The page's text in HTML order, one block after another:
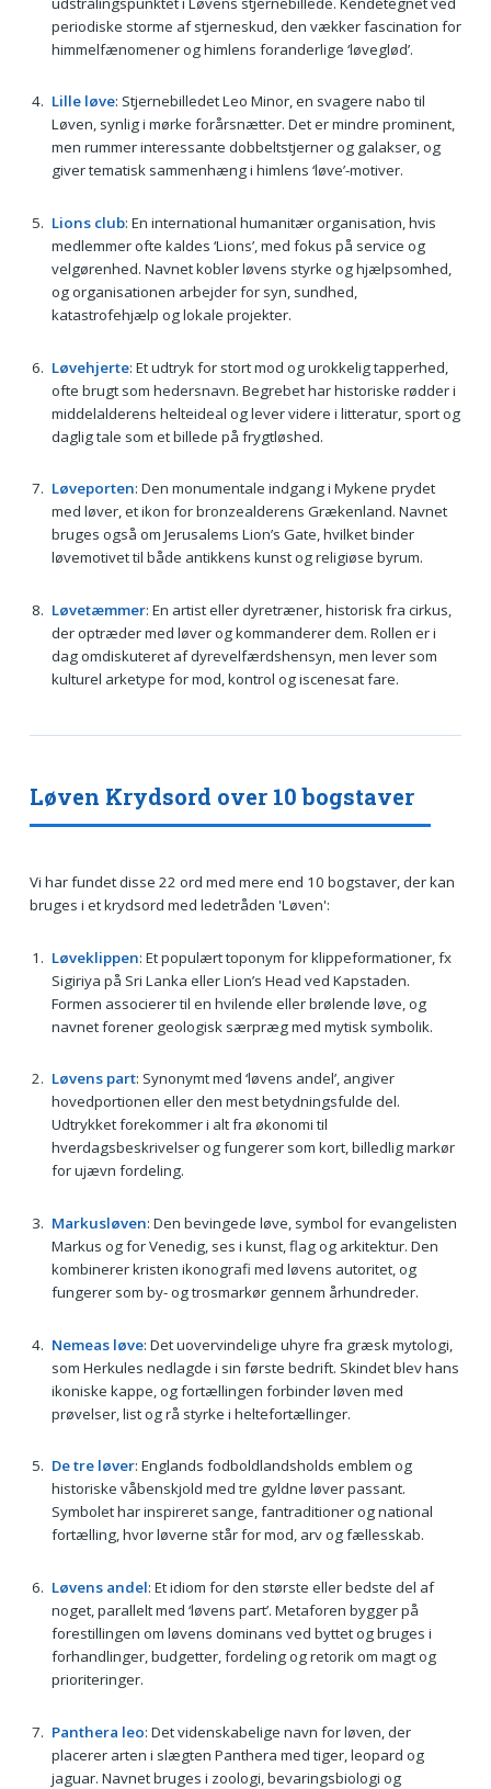
periodiske storme af stjerneskud, den vækker fascination for
himmelfænomener og himlens foranderlige ‘løveglød’.
Lille løve: Stjernebilledet Leo Minor, en svagere nabo til
Løven, synlig i mørke forårsnætter. Det er mindre prominent,
men rummer interessante dobbeltstjerner og galakser, og
giver tematisk sammenhæng i himlens ‘løve’-motiver.
Lions club: En international humanitær organisation, hvis
medlemmer ofte kaldes ‘Lions’, med fokus på service og
velgørenhed. Navnet kobler løvens styrke og hjælpsomhed,
og organisationen arbejder for syn, sundhed,
katastrofehjælp og lokale projekter.
Løvehjerte: Et udtryk for stort mod og urokkelig tapperhed,
ofte brugt som hedersnavn. Begrebet har historiske rødder i
middelalderens helteideal og lever videre i litteratur, sport og
daglig tale som et billede på frygtløshed.
Løveporten: Den monumentale indgang i Mykene prydet
med løver, et ikon for bronzealderens Grækenland. Navnet
bruges også om Jerusalems Lion’s Gate, hvilket binder
løvemotivet til både antikkens kunst og religiøse byrum.
Løvetæmmer: En artist eller dyretræner, historisk fra cirkus,
der optræder med løver og kommanderer dem. Rollen er i
dag omdiskuteret af dyrevelfærdshensyn, men lever som
kulturel arketype for mod, kontrol og iscenesat fare.
Løven Krydsord over 10 bogstaver
Vi har fundet disse 22 ord med mere end 10 bogstaver, der kan
bruges i et krydsord med ledetråden 'Løven':
Løveklippen: Et populært toponym for klippeformationer, fx
Sigiriya på Sri Lanka eller Lion’s Head ved Kapstaden.
Formen associerer til en hvilende eller brølende løve, og
navnet forener geologisk særpræg med mytisk symbolik.
Løvens part: Synonymt med ‘løvens andel’, angiver
hovedportionen eller den mest betydningsfulde del.
Udtrykket forekommer i alt fra økonomi til
hverdagsbeskrivelser og fungerer som kort, billedlig markør
for ujævn fordeling.
Markusløven: Den bevingede løve, symbol for evangelisten
Markus og for Venedig, ses i kunst, flag og arkitektur. Den
kombinerer kristen ikonografi med løvens autoritet, og
fungerer som by- og trosmarkør gennem århundreder.
Nemeas løve: Det uovervindelige uhyre fra græsk mytologi,
som Herkules nedlagde i sin første bedrift. Skindet blev hans
ikoniske kappe, og fortællingen forbinder løven med
prøvelser, list og rå styrke i heltefortællinger.
De tre løver: Englands fodboldlandsholds emblem og
historiske våbenskjold med tre gyldne løver passant.
Symbolet har inspireret sange, fantraditioner og national
fortælling, hvor løverne står for mod, arv og fællesskab.
Løvens andel: Et idiom for den største eller bedste del af
noget, parallelt med ‘løvens part’. Metaforen bygger på
forestillingen om løvens dominans ved byttet og bruges i
forhandlinger, budgetter, fordeling og retorik om magt og
prioriteringer.
Panthera leo: Det videnskabelige navn for løven, der
placerer arten i slægten Panthera med tiger, leopard og
jaguar. Navnet bruges i zoologi, bevaringsbiologi og